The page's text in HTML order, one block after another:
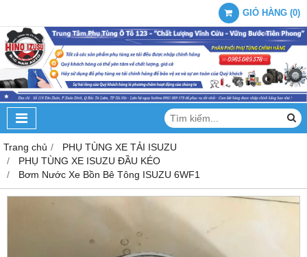
GIỎ HÀNG (0)
Trang chủ
PHỤ TÙNG XE TẢI ISUZU
PHỤ TÙNG XE ISUZU ĐẦU KÉO
Bơm Nước Xe Bồn Bê Tông ISUZU 6WF1